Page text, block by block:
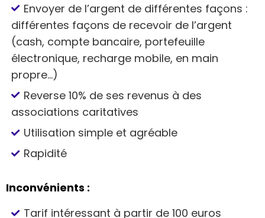
Envoyer de l’argent de différentes façons :
différentes façons de recevoir de l’argent
(cash, compte bancaire, portefeuille
électronique, recharge mobile, en main
propre…)
Reverse 10% de ses revenus à des
associations caritatives
Utilisation simple et agréable
Rapidité
Inconvénients :
Tarif intéressant à partir de 100 euros